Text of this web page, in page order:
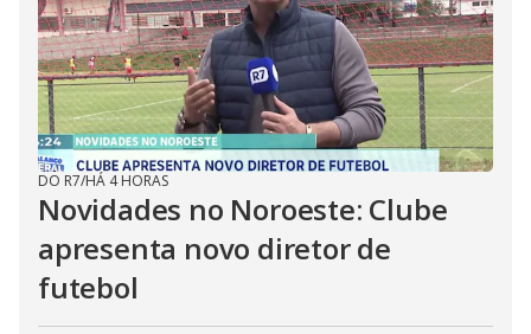
DO R7/HÁ 4 HORAS
Novidades no Noroeste: Clube
apresenta novo diretor de
futebol